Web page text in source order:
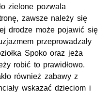
zielone pozwala
zawsze należy się
drodze może pojawić się
przeprowadzały
Spoko oraz jeża
robić to prawidłowo.
również zabawy z
wskazać dzieciom i